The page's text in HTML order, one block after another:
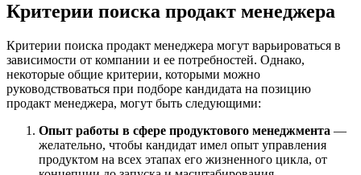
Критерии поиска продакт менеджера
Критерии поиска продакт менеджера могут варьироваться в
зависимости от компании и ее потребностей. Однако,
некоторые общие критерии, которыми можно
руководствоваться при подборе кандидата на позицию
продакт менеджера, могут быть следующими:
Опыт работы в сфере продуктового менеджмента —
желательно, чтобы кандидат имел опыт управления
продуктом на всех этапах его жизненного цикла, от